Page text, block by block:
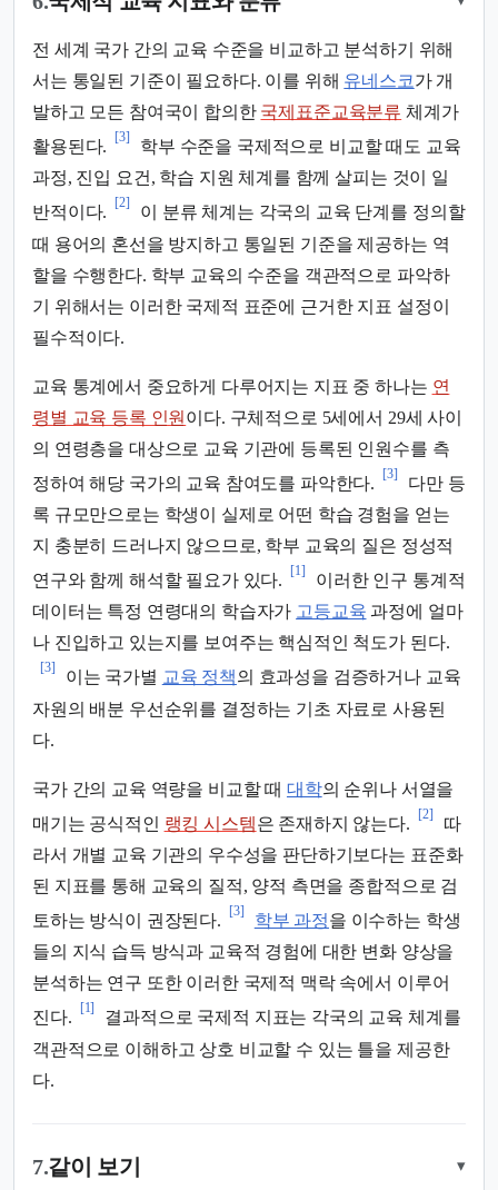
전 세계 국가 간의 교육 수준을 비교하고 분석하기 위해
서는 통일된 기준이 필요하다. 이를 위해 유네스코가 개
발하고 모든 참여국이 합의한 국제표준교육분류 체계가
활용된다.
[3]
학부 수준을 국제적으로 비교할 때도 교육
과정, 진입 요건, 학습 지원 체계를 함께 살피는 것이 일
반적이다.
[2]
이 분류 체계는 각국의 교육 단계를 정의할
때 용어의 혼선을 방지하고 통일된 기준을 제공하는 역
할을 수행한다. 학부 교육의 수준을 객관적으로 파악하
기 위해서는 이러한 국제적 표준에 근거한 지표 설정이
필수적이다.
교육 통계에서 중요하게 다루어지는 지표 중 하나는 연
령별 교육 등록 인원 이다. 구체적으로 5세에서 29세 사이
의 연령층을 대상으로 교육 기관에 등록된 인원수를 측
정하여 해당 국가의 교육 참여도를 파악한다.
[3]
다만 등
록 규모만으로는 학생이 실제로 어떤 학습 경험을 얻는
지 충분히 드러나지 않으므로, 학부 교육의 질은 정성적
연구와 함께 해석할 필요가 있다.
[1]
이러한 인구 통계적
데이터는 특정 연령대의 학습자가 고등교육 과정에 얼마
나 진입하고 있는지를 보여주는 핵심적인 척도가 된다.
[3]
이는 국가별 교육 정책의 효과성을 검증하거나 교육
자원의 배분 우선순위를 결정하는 기초 자료로 사용된
다.
국가 간의 교육 역량을 비교할 때 대학의 순위나 서열을
매기는 공식적인 랭킹 시스템은 존재하지 않는다.
[2]
따
라서 개별 교육 기관의 우수성을 판단하기보다는 표준화
된 지표를 통해 교육의 질적, 양적 측면을 종합적으로 검
토하는 방식이 권장된다.
[3]
학부 과정을 이수하는 학생
들의 지식 습득 방식과 교육적 경험에 대한 변화 양상을
분석하는 연구 또한 이러한 국제적 맥락 속에서 이루어
진다.
[1]
결과적으로 국제적 지표는 각국의 교육 체계를
객관적으로 이해하고 상호 비교할 수 있는 틀을 제공한
다.
7.같이 보기 ▾